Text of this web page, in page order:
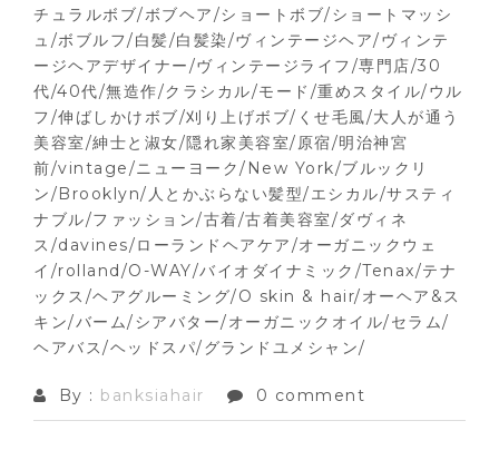
チュラルボブ/ボブヘア/ショートボブ/ショートマッシ
ュ/ボブルフ/白髪/白髪染/ヴィンテージヘア/ヴィンテ
ージヘアデザイナー/ヴィンテージライフ/専門店/30
代/40代/無造作/クラシカル/モード/重めスタイル/ウル
フ/伸ばしかけボブ/刈り上げボブ/くせ毛風/大人が通う
美容室/紳士と淑女/隠れ家美容室/原宿/明治神宮
前/vintage/ニューヨーク/New York/ブルックリ
ン/Brooklyn/人とかぶらない髪型/エシカル/サスティ
ナブル/ファッション/古着/古着美容室/ダヴィネ
ス/davines/ローランドヘアケア/オーガニックウェ
イ/rolland/O-WAY/バイオダイナミック/Tenax/テナ
ックス/ヘアグルーミング/O skin & hair/オーヘア&ス
キン/バーム/シアバター/オーガニックオイル/セラム/
ヘアバス/ヘッドスパ/グランドユメシャン/
By : banksiahair 0 comment